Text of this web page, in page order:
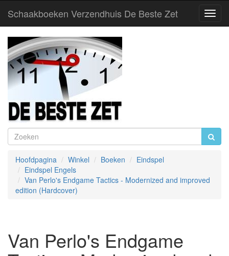
Schaakboeken Verzendhuis De Beste Zet
Hoofdpagina Winkel Boeken
Eindspel
Eindspel Engels
Van Perlo's Endgame Tactics - Modernized and improved
edition (Hardcover)
Van Perlo's Endgame